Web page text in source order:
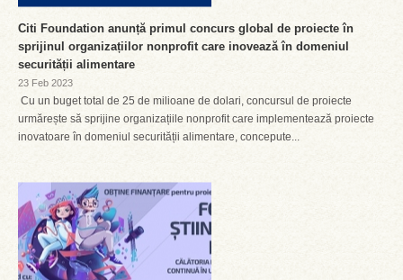
Citi Foundation anunță primul concurs global de proiecte în
sprijinul organizațiilor nonprofit care inovează în domeniul
securității alimentare
23 Feb 2023
Cu un buget total de 25 de milioane de dolari, concursul de proiecte
urmărește să sprijine organizațiile nonprofit care implementează proiecte
inovatoare în domeniul securității alimentare, concepute...